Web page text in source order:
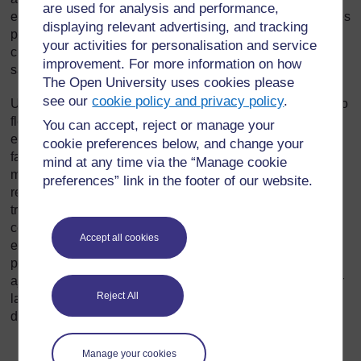
are used for analysis and performance,
displaying relevant advertising, and tracking
your activities for personalisation and service
improvement. For more information on how
The Open University uses cookies please
see ourcookie policy and privacy policy.
You can accept, reject or manage your
cookie preferences below, and change your
mind at any time via the “Manage cookie
preferences” link in the footer of our website.
Accept all cookies
Reject All
Manage your cookies
eliminar gradualmente la docencia en varios turnos lo antes
posible; además, los docentes no deben estar obligados a
cubrir varios turnos por necesidades económicas debido a
salarios inaceptablemente bajos.
Una buena política docente debe permitir cargas de trabajo
flexibles y ajustar el tiempo para cumplir con las metas de
eficacia docente y el equilibrio entre la vida laboral y
familiar. Estas metas incluyen favorecer a los docentes de
mayor o menor edad, a los hombres y mujeres con
responsabilidades familiares, docentes que desean
trabajar a tiempo parcial o en régimen de empleo
compartido y a aquellos con problemas de salud
específicos, como por ejemplo portadores de VIH o
personas con discapacidad. Estas políticas se deben
ajustar, en la medida de lo posible, para evitar sobrecargar
la administración o gestión del personal docente. Estas
deben incluir disposiciones sobre:
jornadas de trabajo flexibles: escalonamiento de los